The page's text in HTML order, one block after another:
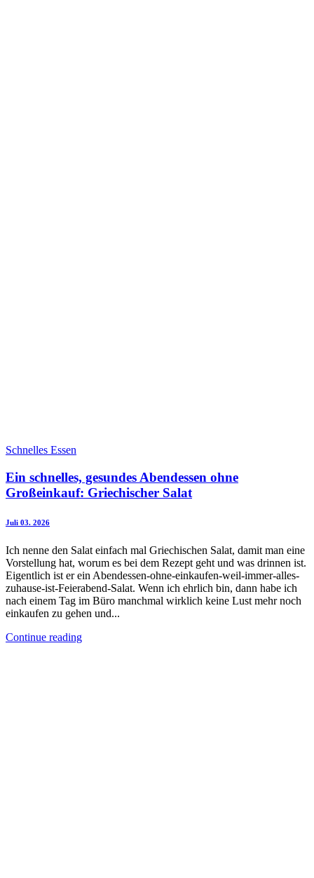
Schnelles Essen
Ein schnelles, gesundes Abendessen ohne
Großeinkauf: Griechischer Salat
Juli 03. 2026
Ich nenne den Salat einfach mal Griechischen Salat, damit man eine
Vorstellung hat, worum es bei dem Rezept geht und was drinnen ist.
Eigentlich ist er ein Abendessen-ohne-einkaufen-weil-immer-alles-
zuhause-ist-Feierabend-Salat. Wenn ich ehrlich bin, dann habe ich
nach einem Tag im Büro manchmal wirklich keine Lust mehr noch
einkaufen zu gehen und...
Continue reading